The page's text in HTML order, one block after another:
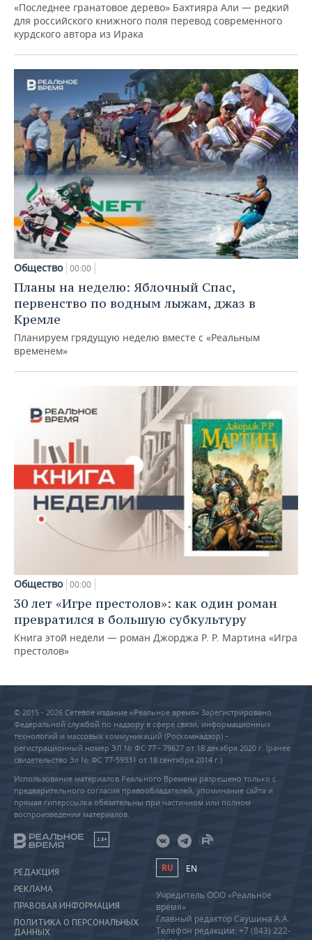
«Последнее гранатовое дерево» Бахтияра Али — редкий
для российского книжного поля перевод современного
курдского автора из Ирака
Общество 00:00
Планы на неделю: Яблочный Спас,
первенство по водным лыжам, джаз в
Кремле
Планируем грядущую неделю вместе с «Реальным
временем»
Общество 00:00
30 лет «Игре престолов»: как один роман
превратился в большую субкультуру
Книга этой недели — роман Джорджа Р. Р. Мартина «Игра
престолов»
© 2015 - 2026 Сетевое издание «Реальное время» Зарегистрировано
Федеральной службой по надзору в сфере связи, информационных
технологий и массовых коммуникаций (Роскомнадзор) –
регистрационный номер ЭЛ № ФС 77 - 79627 от 18 декабря 2020 г. (ранее
свидетельство Эл № ФС 77-59331 от 18 сентября 2014 г.)
Использование материалов Реального Времени разрешено только с
предварительного согласия правообладателей, упоминание сайта и
прямая гиперссылка обязательны при частичном или полном
воспроизведении материалов.
18+
РЕДАКЦИЯ
РЕКЛАМА
ПРАВОВАЯ ИНФОРМАЦИЯ
ПОЛИТИКА О ПЕРСОНАЛЬНЫХ
ДАННЫХ
RU EN
Учредитель ООО «Реальное
время»
Главный редактор Саушина А.А.
Телефон редакции: +7 (843) 222-